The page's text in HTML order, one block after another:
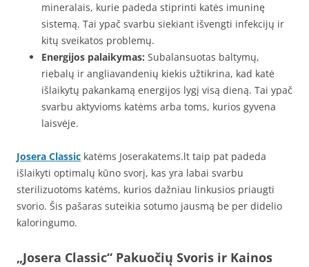
mineralais, kurie padeda stiprinti katės imuninę
sistemą. Tai ypač svarbu siekiant išvengti infekcijų ir
kitų sveikatos problemų.
Energijos palaikymas: Subalansuotas baltymų,
riebalų ir angliavandenių kiekis užtikrina, kad katė
išlaikytų pakankamą energijos lygį visą dieną. Tai ypač
svarbu aktyvioms katėms arba toms, kurios gyvena
laisvėje.
Josera Classic katėms Joserakatems.lt taip pat padeda
išlaikyti optimalų kūno svorį, kas yra labai svarbu
sterilizuotoms katėms, kurios dažniau linkusios priaugti
svorio. Šis pašaras suteikia sotumo jausmą be per didelio
kaloringumo.
„Josera Classic“ Pakuočių Svoris ir Kainos